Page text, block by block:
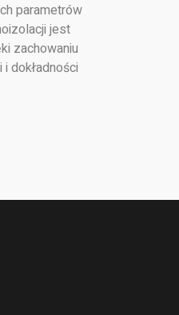
parametrów
jest
zachowaniu
dokładności